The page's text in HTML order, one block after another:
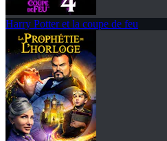
Harry Potter et la coupe de feu